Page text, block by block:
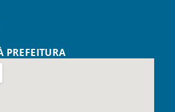
PREFEITURA